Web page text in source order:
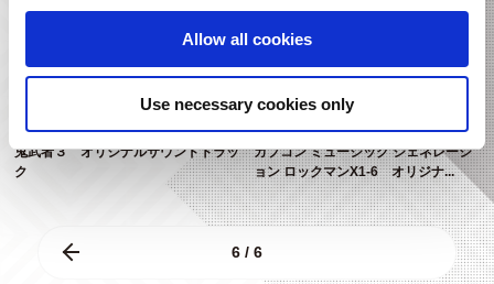
Allow all cookies
Use necessary cookies only
鬼武者３ オリジナルサウンドトラッ
ク
カプコン ミュージック ジェネレーシ
ョン ロックマンX1-6 オリジナ...
6 / 6